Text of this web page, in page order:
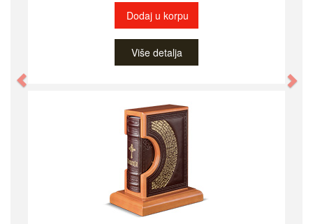
Dodaj u korpu
Više detalja